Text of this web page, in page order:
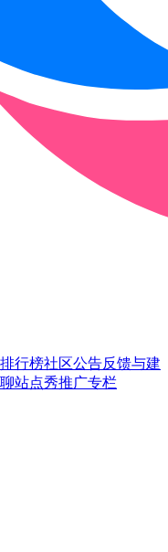
排行榜社区公告反馈与建
站点秀推广专栏